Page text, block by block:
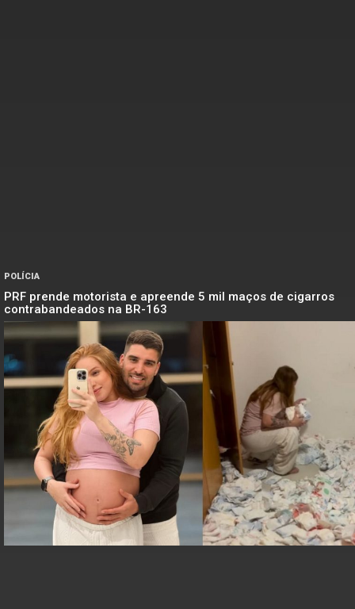
POLÍCIA
PRF prende motorista e apreende 5 mil maços de cigarros
contrabandeados na BR-163